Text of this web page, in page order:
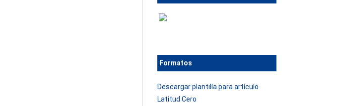
Formatos
Descargar plantilla para artículo
Latitud Cero